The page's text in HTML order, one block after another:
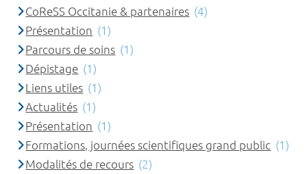
CoReSS Occitanie & partenaires (4)
Présentation (1)
Parcours de soins (1)
Dépistage (1)
Liens utiles (1)
Actualités (1)
Présentation (1)
Formations, journées scientifiques grand public (1)
Modalités de recours (2)